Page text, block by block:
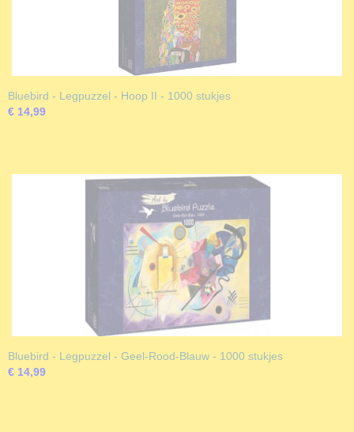
Bluebird - Legpuzzel - Hoop II - 1000 stukjes
€ 14,99
Bluebird - Legpuzzel - Geel-Rood-Blauw - 1000 stukjes
€ 14,99